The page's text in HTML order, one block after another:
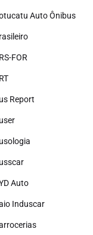
Auto Ônibus
FOR
Report
Auto
Induscar